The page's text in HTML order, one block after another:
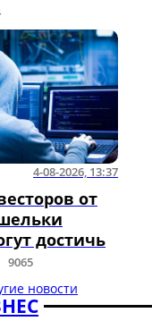
4-08-2026, 13:37
от
достичь
9065
новости